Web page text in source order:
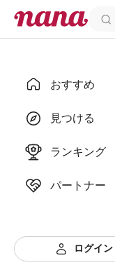
おすすめ
見つける
ランキング
パートナー
ログイン